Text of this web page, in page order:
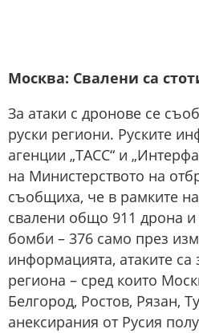
Москва: Свалени са
За атаки с дронове се
руски региони. Руските
агенции „ТАСС“ и
на Министерството на
съобщиха, че в рамките
свалени общо 911 дрона
бомби – 376 само през
информацията, атаките са
региона – сред които
Белгород, Ростов, Рязан,
анексирания от Русия